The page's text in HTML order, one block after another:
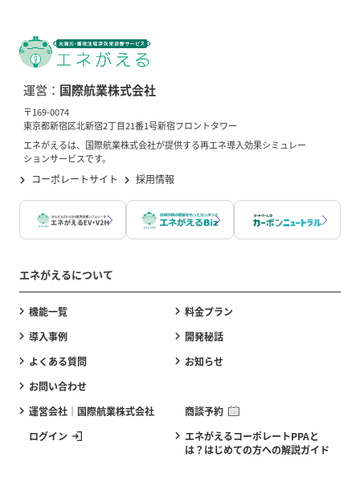
運営： 国際航業株式会社
〒169-0074
東京都新宿区北新宿2丁目21番1号新宿フロントタワー
エネがえるは、国際航業株式会社が提供する再エネ導入効果シミュレー
ションサービスです。
コーポレートサイト 採用情報
エネがえるについて
機能一覧
料金プラン
導入事例
開発秘話
よくある質問
お知らせ
お問い合わせ
運営会社｜国際航業株式会社
商談予約
ログイン
エネがえるコーポレートPPAと
は？はじめての方への解説ガイド